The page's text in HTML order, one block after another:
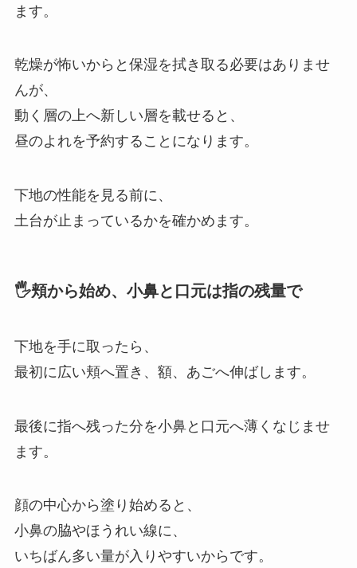
ます。
乾燥が怖いからと保湿を拭き取る必要はありませ
んが、
動く層の上へ新しい層を載せると、
昼のよれを予約することになります。
下地の性能を見る前に、
土台が止まっているかを確かめます。
🖐️頬から始め、小鼻と口元は指の残量で
下地を手に取ったら、
最初に広い頬へ置き、額、あごへ伸ばします。
最後に指へ残った分を小鼻と口元へ薄くなじませ
ます。
顔の中心から塗り始めると、
小鼻の脇やほうれい線に、
いちばん多い量が入りやすいからです。